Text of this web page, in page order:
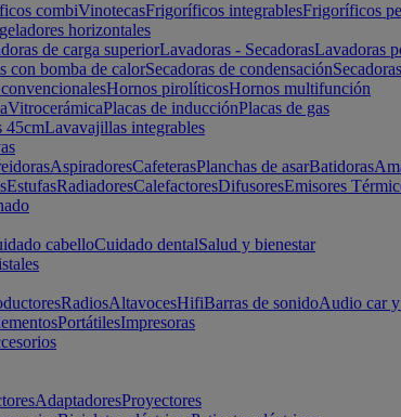
combiVinotecasFrigoríficos integrablesFrigoríficos
horizontales
de carga superiorLavadoras - SecadorasLavadoras
con bomba de calorSecadoras de condensación
Hornos pirolíticosHornos multifunción
VitrocerámicaPlacas de inducciónPlacas de gas
45cmLavavajillas integrables
AspiradoresCafeterasPlanchas de asarBatidoras
EstufasRadiadoresCalefactoresDifusoresEmisores
cabelloCuidado dentalSalud y bienestar
RadiosAltavocesHifiBarras de sonidoAudio car
PortátilesImpresoras
AdaptadoresProyectores